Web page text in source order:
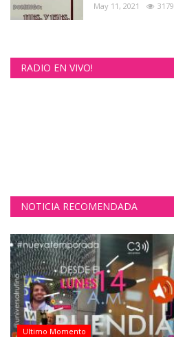
May 11, 2021 3179
RADIO EN VIVO!
NOTICIA RECOMENDADA
Ultimo Momento